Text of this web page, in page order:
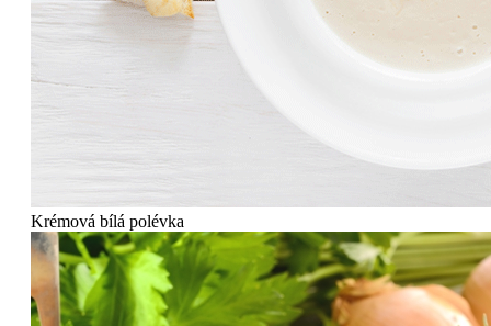
Krémová bílá polévka